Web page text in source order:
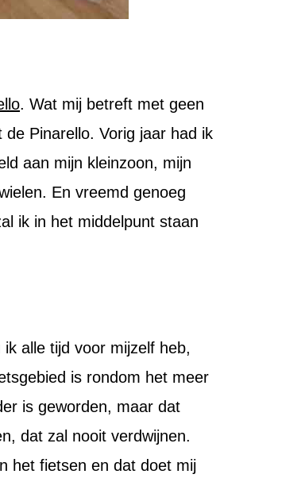
. Wat mij betreft met geen
Pinarello. Vorig jaar had ik
aan mijn kleinzoon, mijn
En vreemd genoeg
ik in het middelpunt staan
alle tijd voor mijzelf heb,
is rondom het meer
is geworden, maar dat
dat zal nooit verdwijnen.
het fietsen en dat doet mij